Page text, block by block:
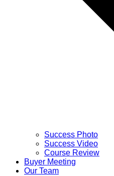
Success Photo
Success Video
Course Review
Buyer Meeting
Our Team